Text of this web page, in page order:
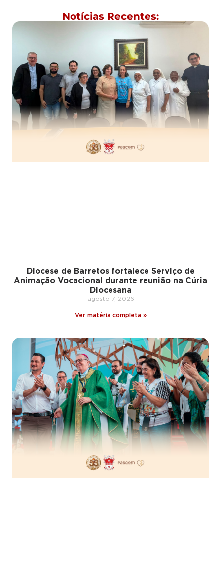
Notícias Recentes:
Diocese de Barretos fortalece Serviço de
Animação Vocacional durante reunião na Cúria
Diocesana
agosto 7, 2026
Ver matéria completa »